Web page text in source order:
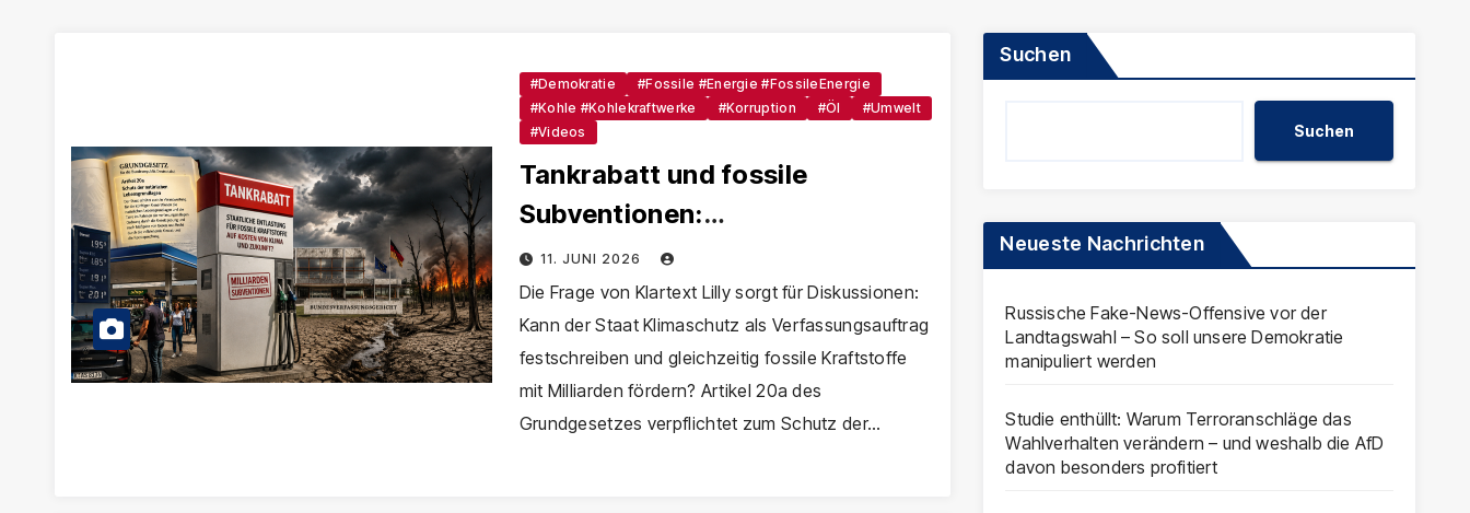
#Demokratie
#Fossile #Energie #FossileEnergie
#Kohle #Kohlekraftwerke
#Korruption #Öl
#Umwelt
#Videos
Tankrabatt und fossile
Subventionen:
Verfassungswidrig?
11. JUNI 2026
Die Frage von Klartext Lilly sorgt für Diskussionen:
Kann der Staat Klimaschutz als Verfassungsauftrag
festschreiben und gleichzeitig fossile Kraftstoffe
mit Milliarden fördern? Artikel 20a des
Grundgesetzes verpflichtet zum Schutz der…
Suchen
Suchen
Neueste Nachrichten
Russische Fake-News-Offensive vor der
Landtagswahl – So soll unsere Demokratie
manipuliert werden
Studie enthüllt: Warum Terroranschläge das
Wahlverhalten verändern – und weshalb die AfD
davon besonders profitiert